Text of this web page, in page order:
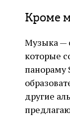
Кроме
Музыка —
которые
панораму
другие